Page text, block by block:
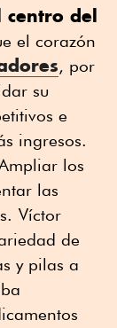
centro del
el corazón
, por
su
e
ingresos.
los
las
Víctor
de
y pilas a